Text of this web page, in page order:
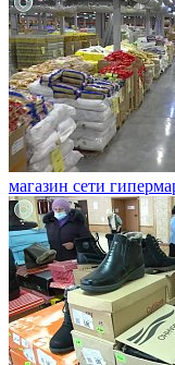
магазин сети